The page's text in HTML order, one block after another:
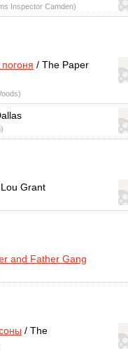
Inspector Camden)
/ The Paper
Grant
and Father Gang
/ The